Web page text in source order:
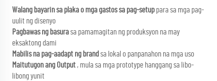
Walang bayarin sa plaka o mga gastos sa pag-setup para sa mga pag-
uulit ng disenyo
Pagbawas ng basurasa pamamagitan ng produksyon na may
eksaktong dami
Mabilis na pag-aadapt ng brand sa lokal o panpanahon na mga uso
Maitutugon ang Output , mula sa mga prototype hanggang sa libo-
libong yunit